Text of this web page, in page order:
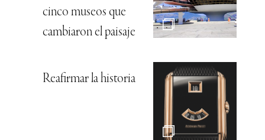
cinco museos que
cambiaron el paisaje
Reafirmar la historia